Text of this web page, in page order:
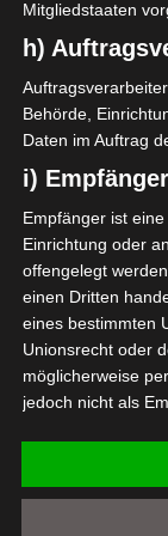
Étoile Sportive
Stade
Stade
12 Nov. 2022
Club Sportif
(CSS)
Tabelle
# Team
1
Mitgliedstaaten
h)
Behörde,
Daten im Auftrag
i) Empfänger
Empfänger ist
Einrichtung oder
offengelegt
einen Dritten
eines bestimmten
Unionsrecht oder
möglicherweise
jedoch nicht als
j) Dritter
Dritter ist eine